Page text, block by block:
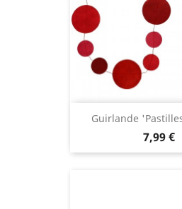
Guirlande
7,99 €